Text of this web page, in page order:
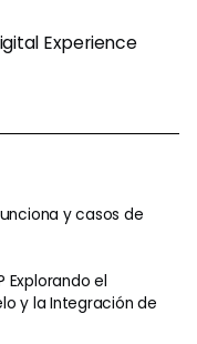
y casos de
Explorando el
y la Integración de
Experience